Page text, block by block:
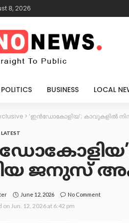
8, 2026
POLITICS BUSINESS LOCAL
> ‘ഇൻഡോകോളിയ’; കാവുകളിൽ
LATEST
ജനുസ്
June 12, 2026 No Comment
on Jun. 12, 2026 at 6:42 pm